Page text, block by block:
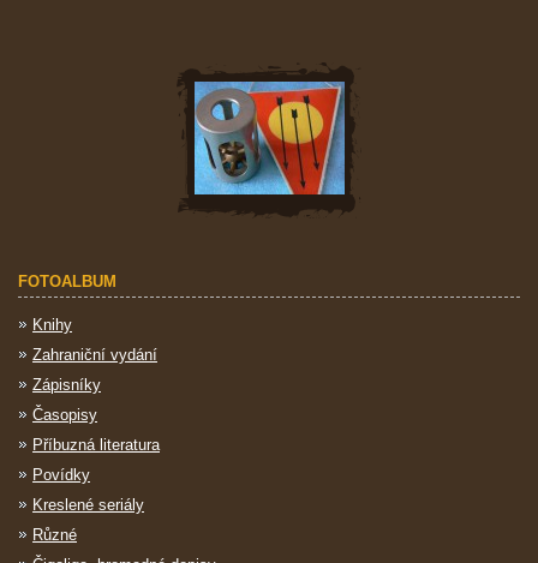
FOTOALBUM
Knihy
Zahraniční vydání
Zápisníky
Časopisy
Příbuzná literatura
Povídky
Kreslené seriály
Různé